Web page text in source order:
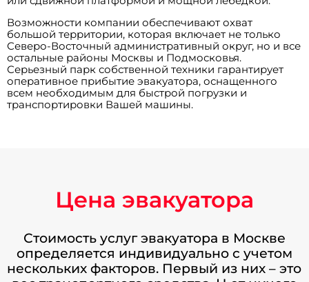
Возможности компании обеспечивают охват
большой территории, которая включает не только
Северо-Восточный административный округ, но и все
остальные районы Москвы и Подмосковья.
Серьезный парк собственной техники гарантирует
оперативное прибытие эвакуатора, оснащенного
всем необходимым для быстрой погрузки и
транспортировки Вашей машины.
Цена эвакуатора
Стоимость услуг эвакуатора в Москве
определяется индивидуально с учетом
нескольких факторов. Первый из них – это